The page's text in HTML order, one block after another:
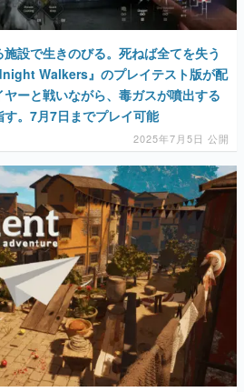
設で生きのびる。死ねば全てを失う
Walkers』のプレイテスト版が配
ーと戦いながら、毒ガスが噴出する
。7月7日までプレイ可能
2025年7月5日 公開